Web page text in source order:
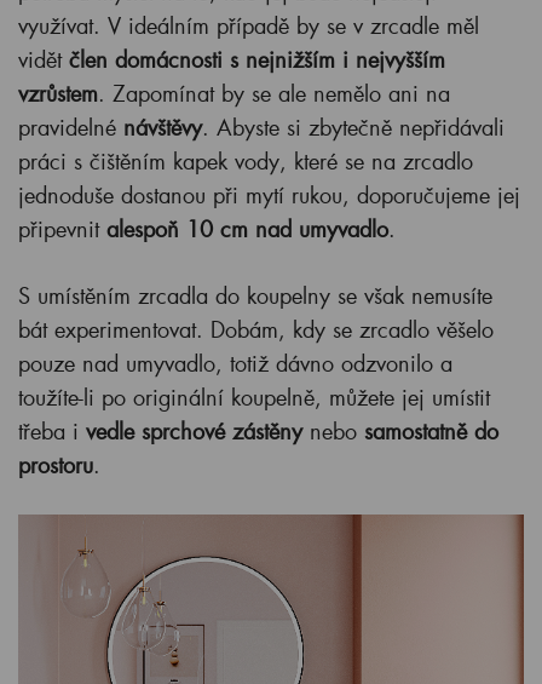
využívat. V ideálním případě by se v zrcadle měl
vidět člen domácnosti s nejnižším i nejvyšším
vzrůstem. Zapomínat by se ale nemělo ani na
pravidelné návštěvy. Abyste si zbytečně nepřidávali
práci s čištěním kapek vody, které se na zrcadlo
jednoduše dostanou při mytí rukou, doporučujeme jej
připevnit alespoň 10 cm nad umyvadlo.
S umístěním zrcadla do koupelny se však nemusíte
bát experimentovat. Dobám, kdy se zrcadlo věšelo
pouze nad umyvadlo, totiž dávno odzvonilo a
toužíte-li po originální koupelně, můžete jej umístit
třeba i vedle sprchové zástěnynebo samostatně do
prostoru.